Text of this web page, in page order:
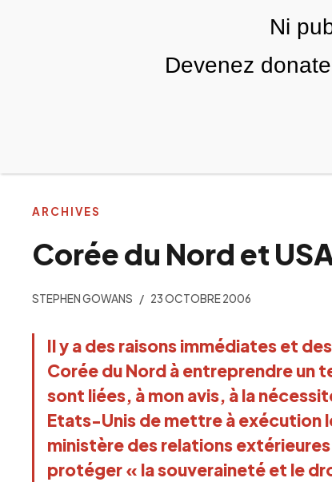
Corée du Nord et
STEPHEN GOWANS 23 OCTOBRE 2006
Il y a des raisons immédiates et
Corée du Nord à entreprendre un
sont liées, à mon avis, à la
Etats-Unis de mettre à exécution
ministère des relations
protéger « la souveraineté et le
ARCHIVES
Ni
Devenez